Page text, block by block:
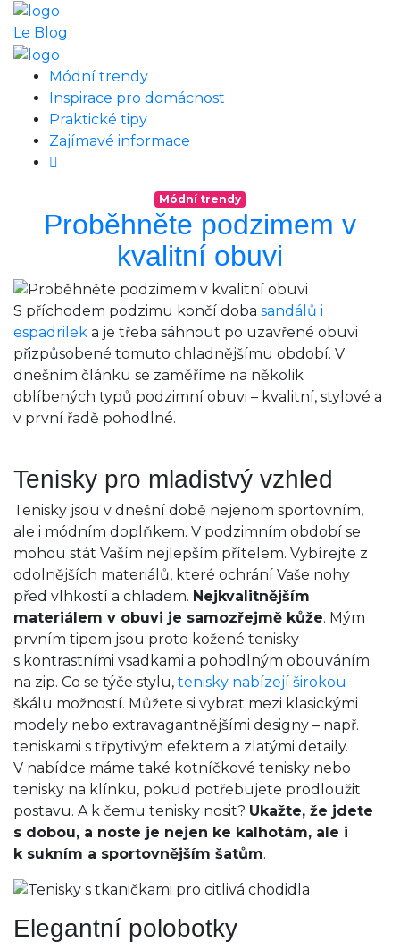
Le Blog
Módní trendy
Inspirace pro domácnost
Praktické tipy
Zajímavé informace
Módní trendy
Proběhněte podzimem v
kvalitní obuvi
S příchodem podzimu končí doba sandálů i
espadrilek a je třeba sáhnout po uzavřené obuvi
přizpůsobené tomuto chladnějšímu období. V
dnešním článku se zaměříme na několik
oblíbených typů podzimní obuvi – kvalitní, stylové a
v první řadě pohodlné.
Tenisky pro mladistvý vzhled
Tenisky jsou v dnešní době nejenom sportovním,
ale i módním doplňkem. V podzimním období se
mohou stát Vaším nejlepším přítelem. Vybírejte z
odolnějších materiálů, které ochrání Vaše nohy
před vlhkostí a chladem. Nejkvalitnějším
materiálem v obuvi je samozřejmě kůže. Mým
prvním tipem jsou proto kožené tenisky
s kontrastními vsadkami a pohodlným obouváním
na zip. Co se týče stylu, tenisky nabízejí širokou
škálu možností. Můžete si vybrat mezi klasickými
modely nebo extravagantnějšími designy – např.
teniskami s třpytivým efektem a zlatými detaily.
V nabídce máme také kotníčkové tenisky nebo
tenisky na klínku, pokud potřebujete prodloužit
postavu. A k čemu tenisky nosit? Ukažte, že jdete
s dobou, a noste je nejen ke kalhotám, ale i
k sukním a sportovnějším šatům.
Elegantní polobotky